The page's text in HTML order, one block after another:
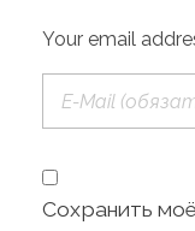
Your email
Сохранить